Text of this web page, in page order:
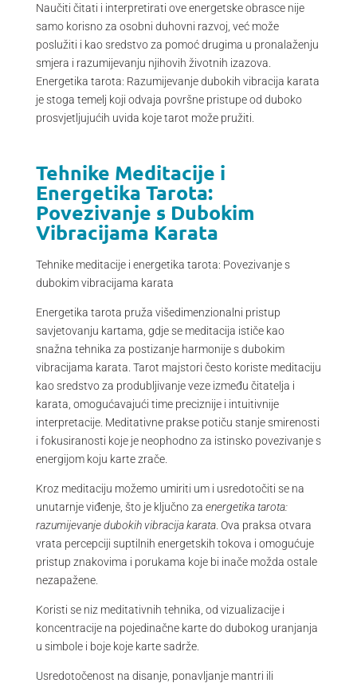
Naučiti čitati i interpretirati ove energetske obrasce nije
samo korisno za osobni duhovni razvoj, već može
poslužiti i kao sredstvo za pomoć drugima u pronalaženju
smjera i razumijevanju njihovih životnih izazova.
Energetika tarota: Razumijevanje dubokih vibracija karata
je stoga temelj koji odvaja površne pristupe od duboko
prosvjetljujućih uvida koje tarot može pružiti.
Tehnike Meditacije i
Energetika Tarota:
Povezivanje s Dubokim
Vibracijama Karata
Tehnike meditacije i energetika tarota: Povezivanje s
dubokim vibracijama karata
Energetika tarota pruža višedimenzionalni pristup
savjetovanju kartama, gdje se meditacija ističe kao
snažna tehnika za postizanje harmonije s dubokim
vibracijama karata. Tarot majstori često koriste meditaciju
kao sredstvo za produbljivanje veze između čitatelja i
karata, omogućavajući time preciznije i intuitivnije
interpretacije. Meditativne prakse potiču stanje smirenosti
i fokusiranosti koje je neophodno za istinsko povezivanje s
energijom koju karte zrače.
Kroz meditaciju možemo umiriti um i usredotočiti se na
unutarnje viđenje, što je ključno za energetika tarota:
razumijevanje dubokih vibracija karata. Ova praksa otvara
vrata percepciji suptilnih energetskih tokova i omogućuje
pristup znakovima i porukama koje bi inače možda ostale
nezapažene.
Koristi se niz meditativnih tehnika, od vizualizacije i
koncentracije na pojedinačne karte do dubokog uranjanja
u simbole i boje koje karte sadrže.
Usredotočenost na disanje, ponavljanje mantri ili